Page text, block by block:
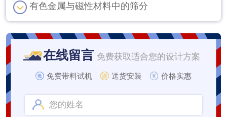
有色金属与磁性材料中的筛分
在线留言 免费获取适合您的设计方案
免费带料试机 送货安装 价格实惠